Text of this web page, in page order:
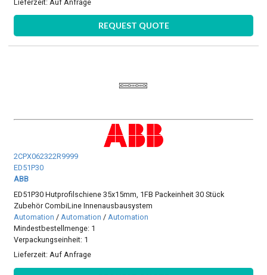
Lieferzeit: Auf Anfrage
REQUEST QUOTE
2CPX062322R9999
ED51P30
ABB
ED51P30 Hutprofilschiene 35x15mm, 1FB Packeinheit 30 Stück
Zubehör CombiLine Innenausbausystem
Automation / Automation / Automation
Mindestbestellmenge: 1
Verpackungseinheit: 1
Lieferzeit:Auf Anfrage